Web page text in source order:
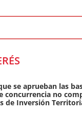
se aprueban las
concurrencia no
de Inversión